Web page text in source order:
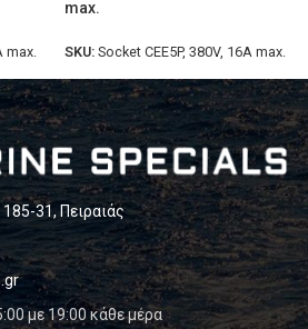
max.
max.
SKU: Socket CEE5P, 380V, 16A max.
31, Πειραιάς
με 19:00 κάθε μέρα